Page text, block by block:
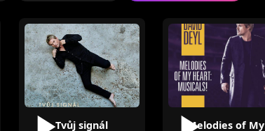
Tvůj signál
Melodies of My